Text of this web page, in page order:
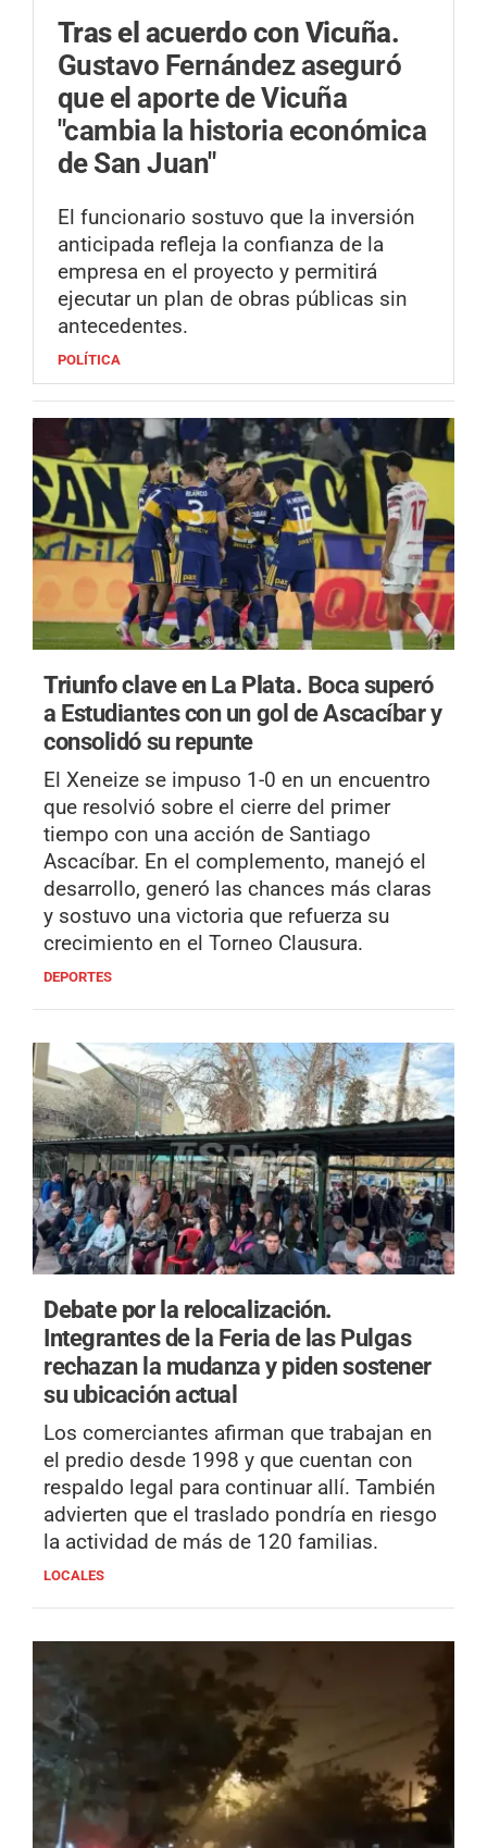
Tras el acuerdo con Vicuña.
Gustavo Fernández aseguró
que el aporte de Vicuña
"cambia la historia económica
de San Juan"
El funcionario sostuvo que la inversión
anticipada refleja la confianza de la
empresa en el proyecto y permitirá
ejecutar un plan de obras públicas sin
antecedentes.
POLÍTICA
Triunfo clave en La Plata. Boca superó
a Estudiantes con un gol de Ascacíbar y
consolidó su repunte
El Xeneize se impuso 1-0 en un encuentro
que resolvió sobre el cierre del primer
tiempo con una acción de Santiago
Ascacíbar. En el complemento, manejó el
desarrollo, generó las chances más claras
y sostuvo una victoria que refuerza su
crecimiento en el Torneo Clausura.
DEPORTES
Debate por la relocalización.
Integrantes de la Feria de las Pulgas
rechazan la mudanza y piden sostener
su ubicación actual
Los comerciantes afirman que trabajan en
el predio desde 1998 y que cuentan con
respaldo legal para continuar allí. También
advierten que el traslado pondría en riesgo
la actividad de más de 120 familias.
LOCALES